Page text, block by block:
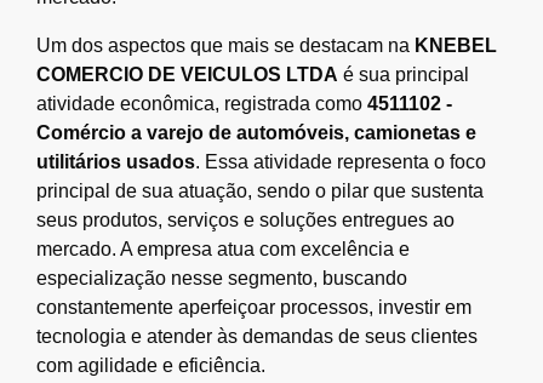
Um dos aspectos que mais se destacam na KNEBEL
COMERCIO DE VEICULOS LTDA é sua principal
atividade econômica, registrada como 4511102 -
Comércio a varejo de automóveis, camionetas e
utilitários usados. Essa atividade representa o foco
principal de sua atuação, sendo o pilar que sustenta
seus produtos, serviços e soluções entregues ao
mercado. A empresa atua com excelência e
especialização nesse segmento, buscando
constantemente aperfeiçoar processos, investir em
tecnologia e atender às demandas de seus clientes
com agilidade e eficiência.